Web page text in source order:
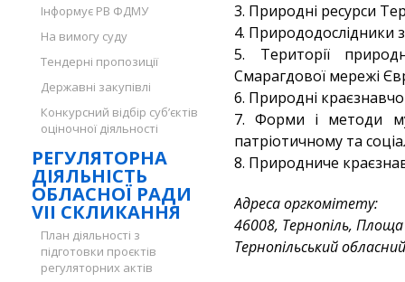
Інформує РВ ФДМУ
На вимогу суду
Тендерні пропозиції
Державні закупівлі
Конкурсний відбір суб’єктів
оціночної діяльності
РЕГУЛЯТОРНА
ДІЯЛЬНІСТЬ
ОБЛАСНОЇ РАДИ
VII СКЛИКАННЯ
План діяльності з
підготовки проєктів
регуляторних актів
3. Природні ресурси
4. Природодослідники
5. Території
Смарагдової мережі
6. Природні
7. Форми і методи
патріотичному та
8. Природниче
Адреса оргкомітету:
46008, Тернопіль,
Тернопільський